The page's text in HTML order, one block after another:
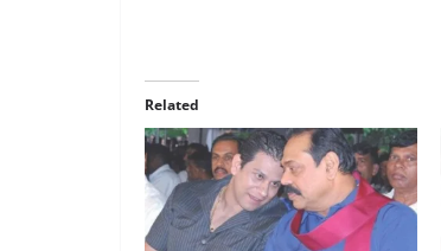
Related